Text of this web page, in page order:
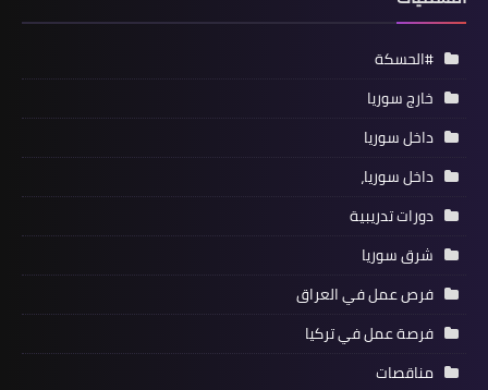
#الحسكة
خارج سوريا
داخل سوريا
داخل سوريا،
دورات تدريبية
شرق سوريا
فرص عمل في العراق
فرصة عمل في تركيا
مناقصات